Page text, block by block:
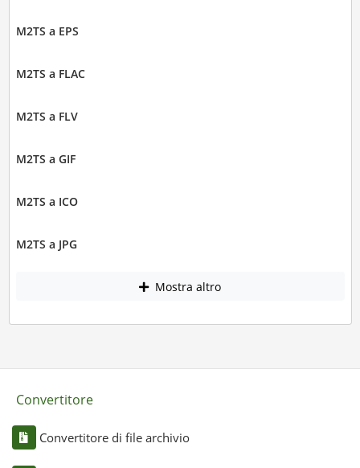
M2TS a EPS
M2TS a FLAC
M2TS a FLV
M2TS a GIF
M2TS a ICO
M2TS a JPG
Mostra altro
Convertitore
Convertitore di file archivio